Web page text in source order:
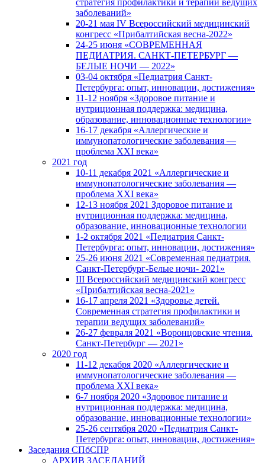
стратегия профилактики и терапии ведущих
заболеваний»
20-21 мая IV Всероссийский медицинский
конгресс «Прибалтийская весна-2022»
24-25 июня «СОВРЕМЕННАЯ
ПЕДИАТРИЯ. САНКТ-ПЕТЕРБУРГ —
БЕЛЫЕ НОЧИ — 2022»
03-04 октября «Педиатрия Санкт-
Петербурга: опыт, инновации, достижения»
11-12 ноября «Здоровое питание и
нутриционная поддержка: медицина,
образование, инновационные технологии»
16-17 декабря «Аллергические и
иммунопатологические заболевания —
проблема XXI века»
2021 год
10-11 декабря 2021 «Аллергические и
иммунопатологические заболевания —
проблема XXI века»
12-13 ноября 2021 Здоровое питание и
нутриционная поддержка: медицина,
образование, инновационные технологии
1-2 октября 2021 «Педиатрия Санкт-
Петербурга: опыт, инновации, достижения»
25-26 июня 2021 «Современная педиатрия.
Санкт-Петербург-Белые ночи- 2021»
III Всероссийский медицинский конгресс
«Прибалтийская весна-2021»
16-17 апреля 2021 «Здоровье детей.
Современная стратегия профилактики и
терапии ведущих заболеваний»
26-27 февраля 2021 «Воронцовские чтения.
Санкт-Петербург — 2021»
2020 год
11-12 декабря 2020 «Аллергические и
иммунопатологические заболевания —
проблема XXI века»
6-7 ноября 2020 «Здоровое питание и
нутриционная поддержка: медицина,
образование, инновационные технологии»
25-26 сентября 2020 «Педиатрия Санкт-
Петербурга: опыт, инновации, достижения»
Заседания СПбСПР
АРХИВ ЗАСЕДАНИЙ